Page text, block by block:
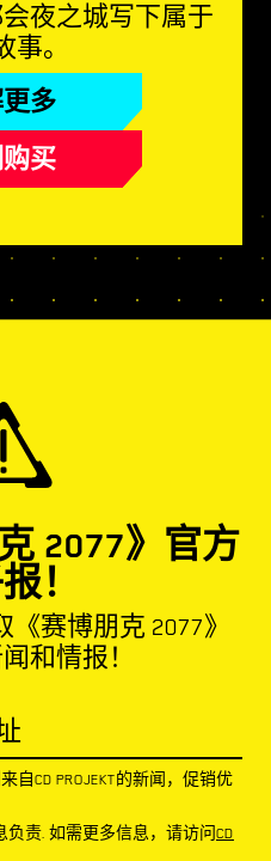
夜之城写下属于
事。
更多
买
2077》官方
！
赛博朋克 2077》
和情报！
自CD PROJEKT的新闻，促销优
负责. 如需更多信息，请访问 CD